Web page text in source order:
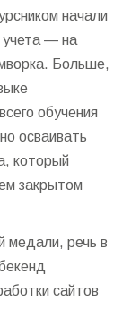
начали
учета — на
Больше,
обучения
осваивать
который
закрытом
медали, речь в
сайтов